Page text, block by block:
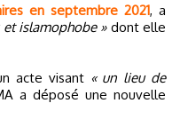
en septembre 2021, a
et islamophobe »dont elle
acte visant « un lieu de
a déposé une nouvelle